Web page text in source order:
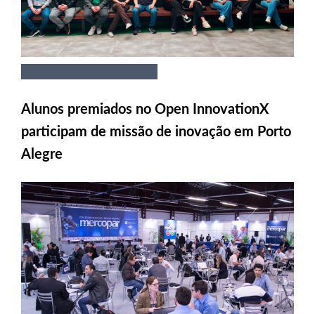
Alunos premiados no Open InnovationX
participam de missão de inovação em Porto
Alegre